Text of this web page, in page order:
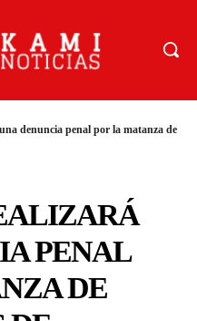
denuncia penal por la matanza de
PENAL
DE